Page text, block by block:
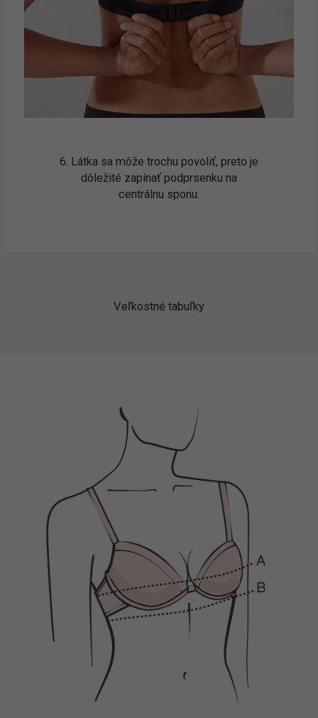
6. Látka sa môže trochu povoliť, preto je
dôležité zapínať podprsenku na
centrálnu sponu.
Veľkostné tabuľky